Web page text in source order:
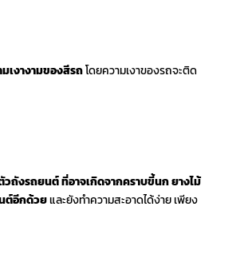
เงางามของสีรถโดยความเงาของรถจะติด
ถังรถยนต์ ที่อาจเกิดจากคราบขี้นก ยางไม้
ต์อีกด้วยและยังทำความสะอาดได้ง่าย เพียง